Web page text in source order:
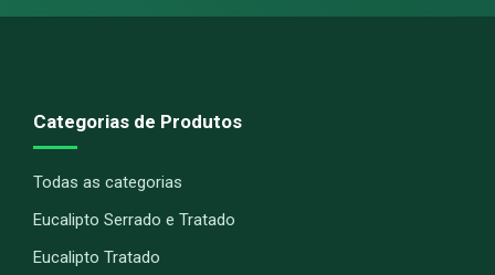
Categorias de Produtos
Todas as categorias
Eucalipto Serrado e Tratado
Eucalipto Tratado